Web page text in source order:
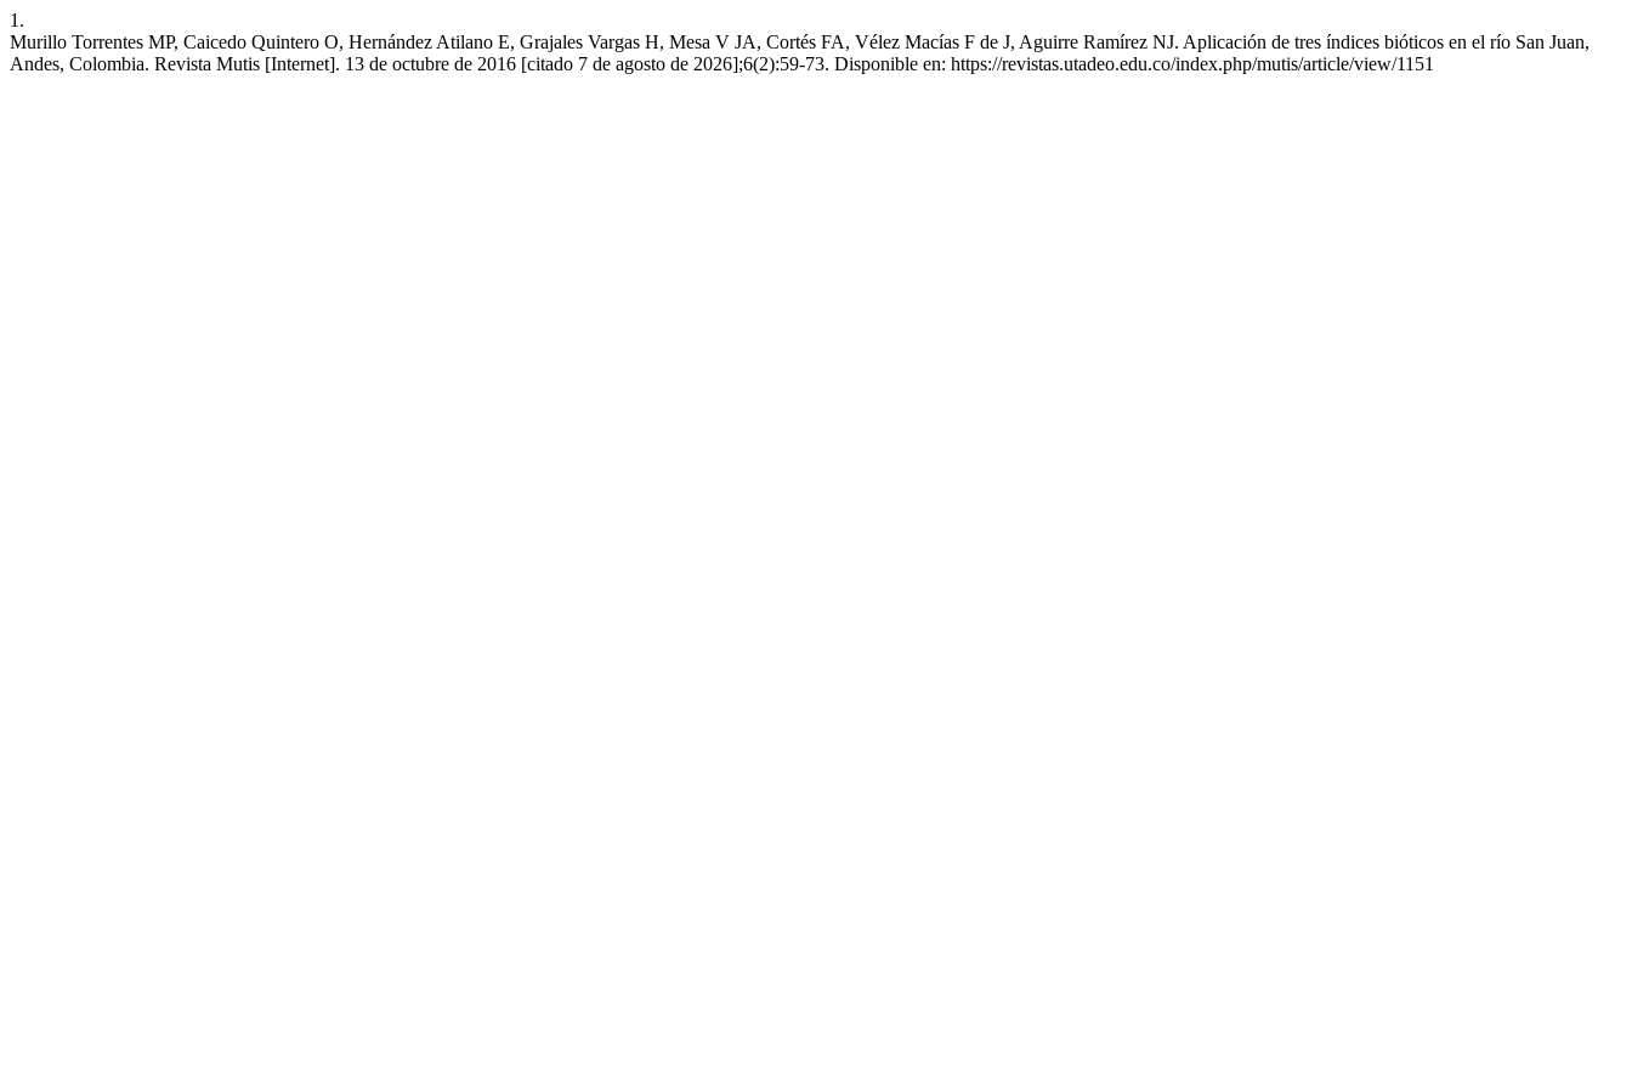
1.
Murillo Torrentes MP, Caicedo Quintero O, Hernández Atilano E, Grajales Vargas H, Mesa V JA, Cortés FA, Vélez Macías F de J, Aguirre Ramírez NJ. Aplicación de tres índices bióticos en el río San Juan,
Andes, Colombia. Revista Mutis [Internet]. 13 de octubre de 2016 [citado 7 de agosto de 2026];6(2):59-73. Disponible en: https://revistas.utadeo.edu.co/index.php/mutis/article/view/1151